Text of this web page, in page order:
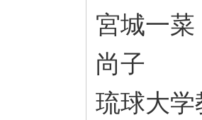
宮城一
尚子
琉球大